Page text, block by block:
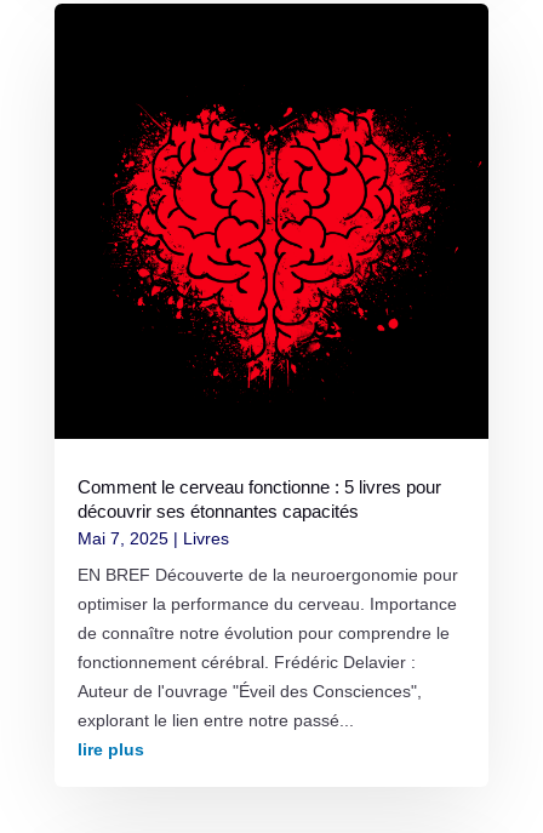
Comment le cerveau fonctionne : 5 livres pour
découvrir ses étonnantes capacités
Mai 7, 2025| Livres
EN BREF Découverte de la neuroergonomie pour
optimiser la performance du cerveau. Importance
de connaître notre évolution pour comprendre le
fonctionnement cérébral. Frédéric Delavier :
Auteur de l'ouvrage "Éveil des Consciences",
explorant le lien entre notre passé...
lire plus